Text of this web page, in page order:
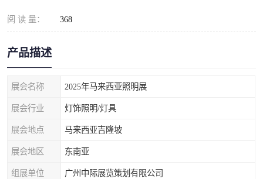
阅 读 量： 368
产品描述
展会名称 2025年马来西亚照明展
展会行业 灯饰照明/灯具
展会地点 马来西亚吉隆坡
展会地区 东南亚
组展单位 广州中际展览策划有限公司